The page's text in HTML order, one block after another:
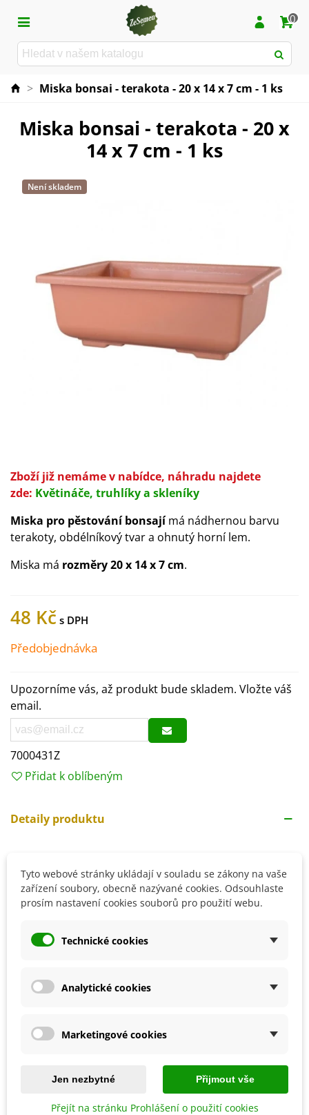
0
> Miska bonsai - terakota - 20 x 14 x 7 cm - 1 ks
Miska bonsai - terakota - 20 x
14 x 7 cm - 1 ks
Není skladem
Zboží již nemáme v nabídce, náhradu najdete
zde: Květináče, truhlíky a skleníky
Miska pro pěstování bonsajímá nádhernou barvu
terakoty, obdélníkový tvar a ohnutý horní lem.
Miska má rozměry 20 x 14 x 7 cm.
48 Kč
Předobjednávka
Upozorníme vás, až produkt bude skladem. Vložte váš
email.
7000431Z
Přidat k oblíbeným
Detaily produktu
SOUVISEJÍCÍ PRODUKTY
zelený - 15 x 15 cm - 1 ks
Přidat do košíku
Obal na květináč Sahara -
šedohnědý - 15 x 12 cm - 1 ks
Tyto webové stránky ukládají v souladu se zákony na vaše
zařízení soubory, obecně nazývané cookies. Odsouhlaste
prosím nastavení cookies souborů pro použití webu.
Technické cookies
Analytické cookies
Marketingové cookies
Jen nezbytné Přijmout vše
Přejít na stránku Prohlášení o použití cookies